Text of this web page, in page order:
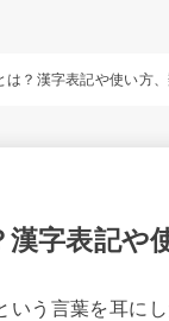
は？漢字表記や使い方
漢字表記や
う言葉を耳に